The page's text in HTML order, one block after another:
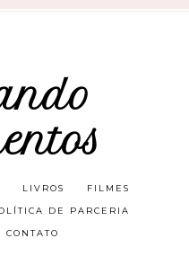
LIVROS FILMES
DE PARCERIA
CONTATO